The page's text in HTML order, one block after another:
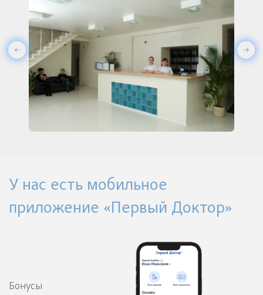
У нас есть мобильное
приложение «Первый Доктор»
Бонусы